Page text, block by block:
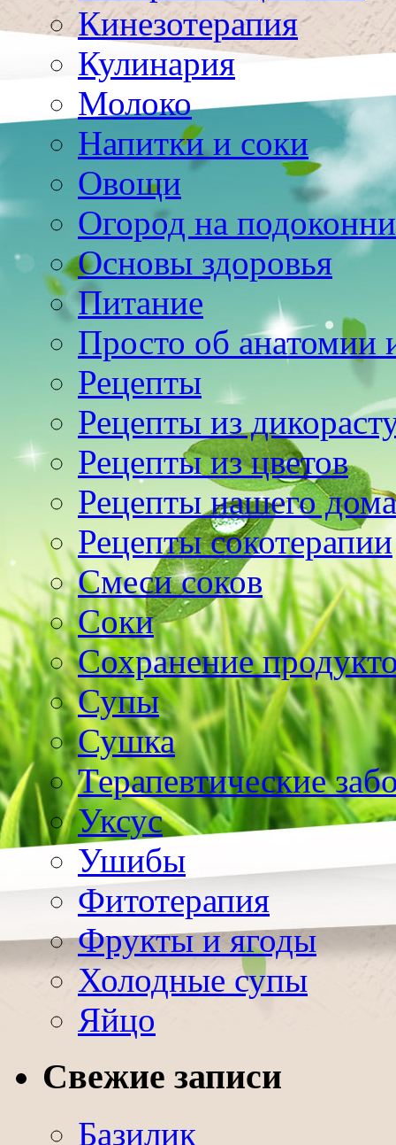
Кинезотерапия
Кулинария
Молоко
Напитки и соки
Овощи
Огород на
Основы здоровья
Питание
Просто об анатомии
Рецепты
Рецепты из
Рецепты из цветов
Рецепты нашего дома
Рецепты сокотерапии
Смеси соков
Соки
Сохранение
Супы
Сушка
Терапевтические
Уксус
Ушибы
Фитотерапия
Фрукты и ягоды
Холодные супы
Яйцо
Свежие записи
Базилик